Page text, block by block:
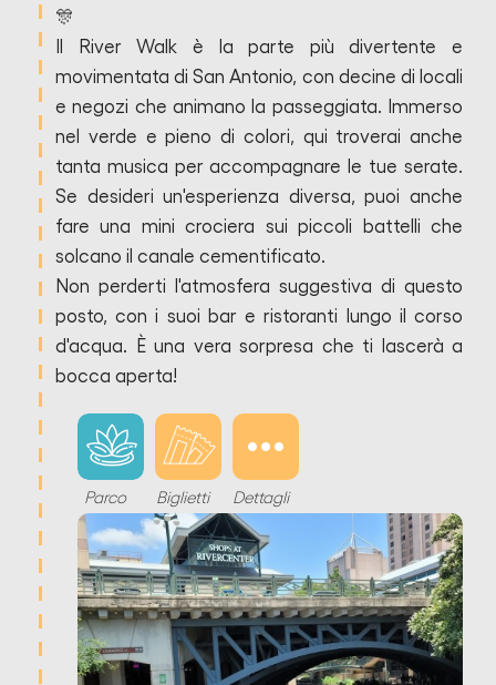
🎊
Il River Walk è la parte più divertente e
movimentata di San Antonio, con decine di locali
e negozi che animano la passeggiata. Immerso
nel verde e pieno di colori, qui troverai anche
tanta musica per accompagnare le tue serate.
Se desideri un'esperienza diversa, puoi anche
fare una mini crociera sui piccoli battelli che
solcano il canale cementificato.
Non perderti l'atmosfera suggestiva di questo
posto, con i suoi bar e ristoranti lungo il corso
d'acqua. È una vera sorpresa che ti lascerà a
bocca aperta!
Parco Biglietti Dettagli